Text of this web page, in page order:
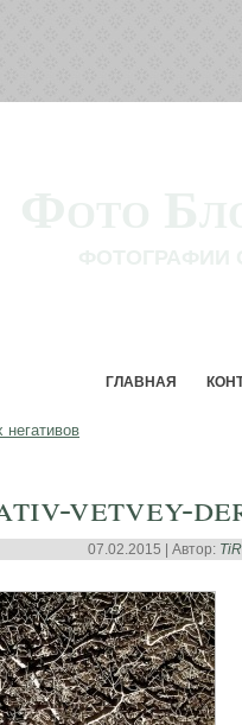
ГЛАВНАЯ
негативов
vetvey-
07.02.2015 | Автор: